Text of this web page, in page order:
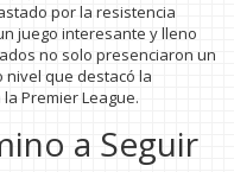
por la resistencia
juego interesante y lleno
no solo presenciaron un
que destacó la
Premier League.
a Seguir